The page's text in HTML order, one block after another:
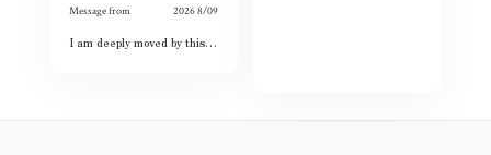
Message from 2026 8/09
I am deeply moved by this exhibition because I have witnessed the spirit of courage and never-give-up among the land and the people. Although this city had once completely destroyed, but the people still believed the future and ordinary lives. That’s what I love this city so much and today is my second time visiting Hiroshima 🥰❤️